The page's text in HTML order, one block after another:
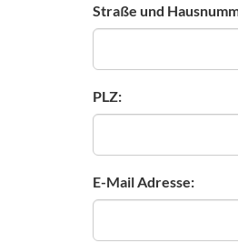
Straße und
PLZ:
E-Mail Adresse: